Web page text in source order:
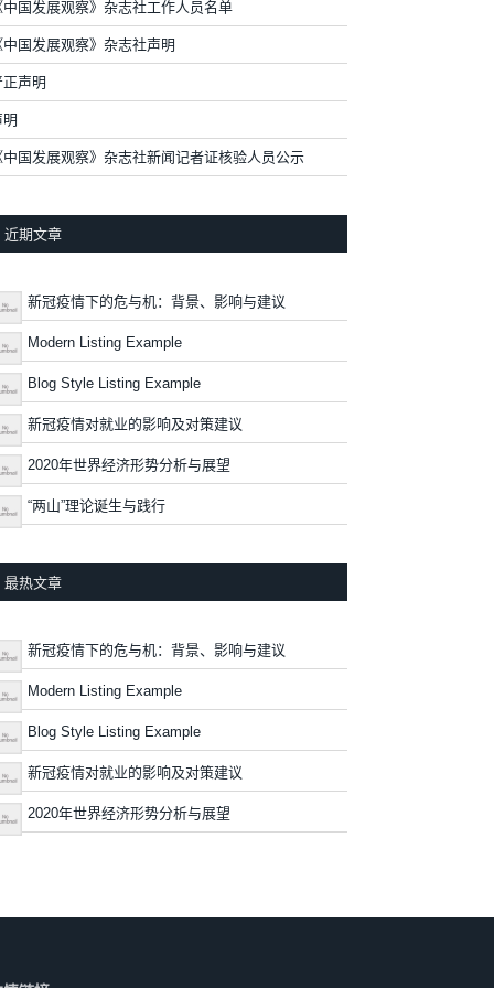
中国发展观察》杂志社工作人员名单
中国发展观察》杂志社声明
正声明
中国发展观察》杂志社新闻记者证核验人员公示
近期文章
新冠疫情下的危与机：背景、影响与建议
Modern Listing Example
Blog Style Listing Example
新冠疫情对就业的影响及对策建议
2020年世界经济形势分析与展望
“两山”理论诞生与践行
最热文章
新冠疫情下的危与机：背景、影响与建议
Modern Listing Example
Blog Style Listing Example
新冠疫情对就业的影响及对策建议
2020年世界经济形势分析与展望